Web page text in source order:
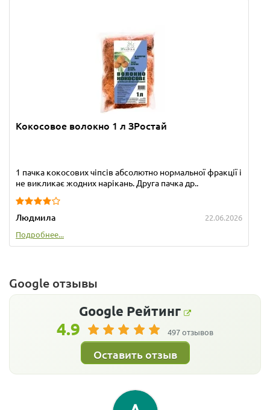
Кокосовое волокно 1 л ЗРостай
1 пачка кокосових чіпсів абсолютно нормальної фракції і
не викликає жодних нарікань. Друга пачка др..
Людмила
22.06.2026
Подробнее...
Google отзывы
Google Рейтинг
4.9 497 отзывов
Оставить отзыв